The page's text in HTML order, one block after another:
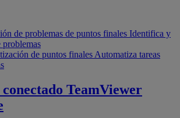
de problemas de puntos finales Identifica y
problemas
de puntos finales Automatiza tareas
TeamViewer